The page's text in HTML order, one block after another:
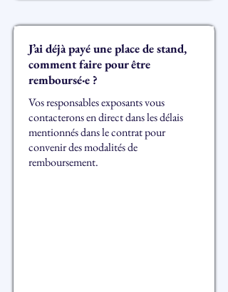
J’ai déjà payé une place de stand,
comment faire pour être
remboursé·e ?
Vos responsables exposants vous
contacterons en direct dans les délais
mentionnés dans le contrat pour
convenir des modalités de
remboursement.